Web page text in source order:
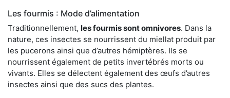
Les fourmis : Mode d’alimentation
Traditionnellement, les fourmis sont omnivores. Dans la
nature, ces insectes se nourrissent du miellat produit par
les pucerons ainsi que d’autres hémiptères. Ils se
nourrissent également de petits invertébrés morts ou
vivants. Elles se délectent également des œufs d’autres
insectes ainsi que des sucs des plantes.